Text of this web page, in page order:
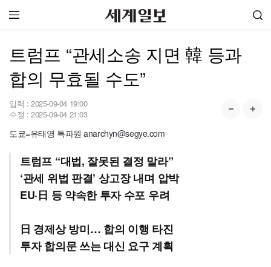
트럼프 “관세소송 지면 韓 등과
합의 무효될 수도”
입력 : 2025-09-04 19:00
수정 : 2025-09-04 21:03
도쿄=유태영 특파원 anarchyn@segye.com
트럼프 “대법, 잘못된 결정 말라”
‘관세 위법 판결’ 상고장 내며 압박
EU·日 등 약속한 투자 수포 우려
日 경제상 방미… 합의 이행 타진
투자 합의문 쓰는 대신 요구 계획